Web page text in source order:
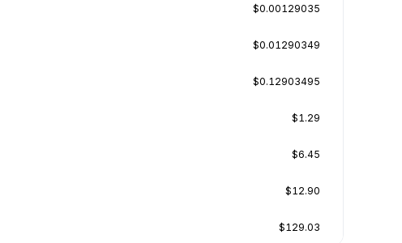
$0.00129035
$0.01290349
$0.12903495
$1.29
$6.45
$12.90
$129.03